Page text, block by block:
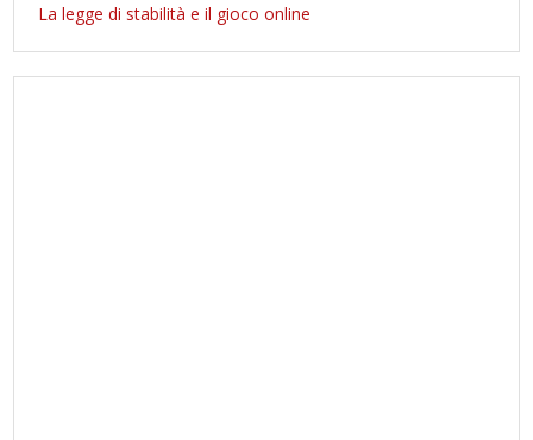
La legge di stabilità e il gioco online